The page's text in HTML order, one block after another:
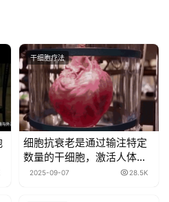
干细胞疗法
细胞抗衰老是通过输注特定
数量的干细胞，激活人体自
身的“自愈功能”
2025-09-07 28.5K